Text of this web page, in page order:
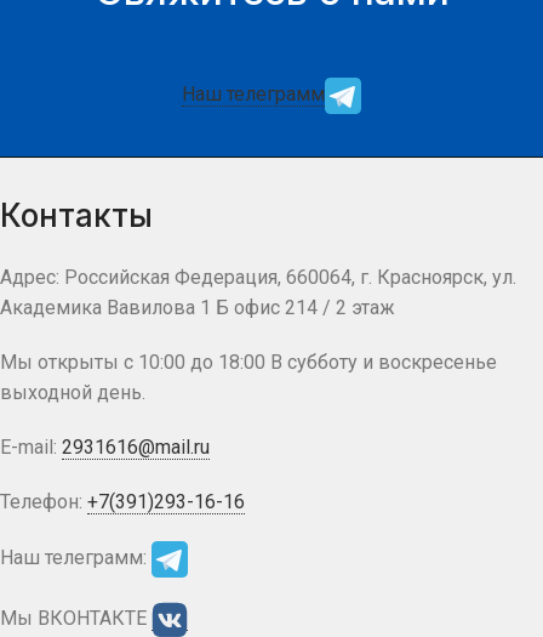
Наш телеграмм
Контакты
Адрес: Российская Федерация, 660064, г. Красноярск, ул.
Академика Вавилова 1 Б офис 214 / 2 этаж
Мы открыты с 10:00 до 18:00 В субботу и воскресенье
выходной день.
E-mail: 2931616@mail.ru
Телефон: +7(391)293-16-16
Наш телеграмм:
Мы ВКОНТАКТЕ